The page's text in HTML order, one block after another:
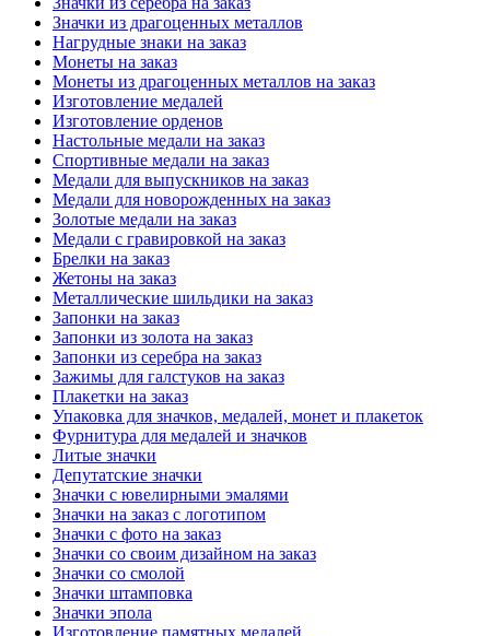
Значки из драгоценных металлов
Нагрудные знаки на заказ
Монеты на заказ
Монеты из драгоценных металлов на заказ
Изготовление медалей
Изготовление орденов
Настольные медали на заказ
Спортивные медали на заказ
Медали для выпускников на заказ
Медали для новорожденных на заказ
Золотые медали на заказ
Медали с гравировкой на заказ
Брелки на заказ
Жетоны на заказ
Металлические шильдики на заказ
Запонки на заказ
Запонки из золота на заказ
Запонки из серебра на заказ
Зажимы для галстуков на заказ
Плакетки на заказ
Упаковка для значков, медалей, монет и плакеток
Фурнитура для медалей и значков
Литые значки
Депутатские значки
Значки с ювелирными эмалями
Значки на заказ с логотипом
Значки с фото на заказ
Значки со своим дизайном на заказ
Значки со смолой
Значки штамповка
Значки эпола
Изготовление памятных медалей